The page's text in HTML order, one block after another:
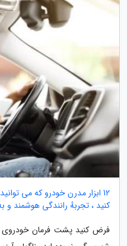
کنید ، تجربهٔ رانندگی هوشمند و
فرض کنید پشت فرمان خودروی